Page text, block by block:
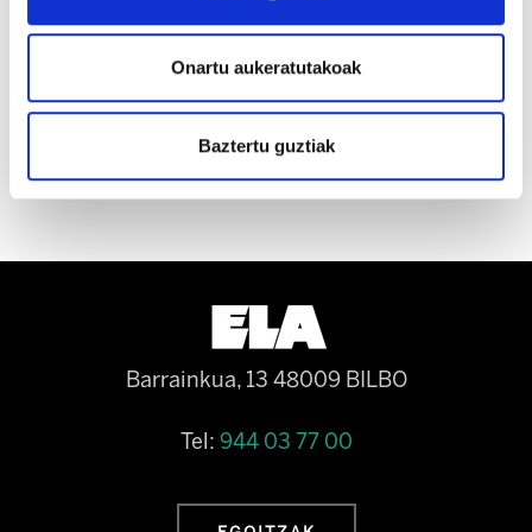
Onartu aukeratutakoak
Baztertu guztiak
enplegu duinaren aldeko neurriak ezartzea.
Zaintza duina bermatzeko ezinbestekoa da
errespetatzea.
Barrainkua, 13 48009 BILBO
Tel: 944 03 77 00